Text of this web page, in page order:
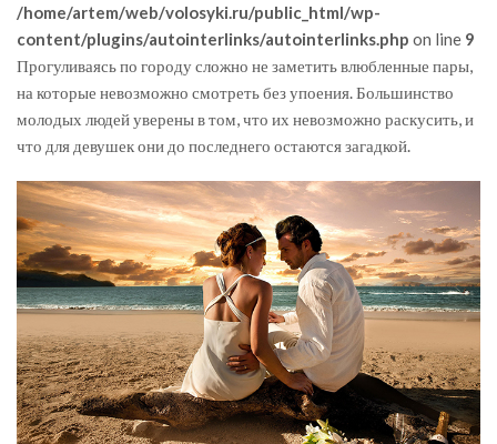
/home/artem/web/volosyki.ru/public_html/wp-
content/plugins/autointerlinks/autointerlinks.php on line 9
Прогуливаясь по городу сложно не заметить влюбленные пары,
на которые невозможно смотреть без упоения. Большинство
молодых людей уверены в том, что их невозможно раскусить, и
что для девушек они до последнего остаются загадкой.